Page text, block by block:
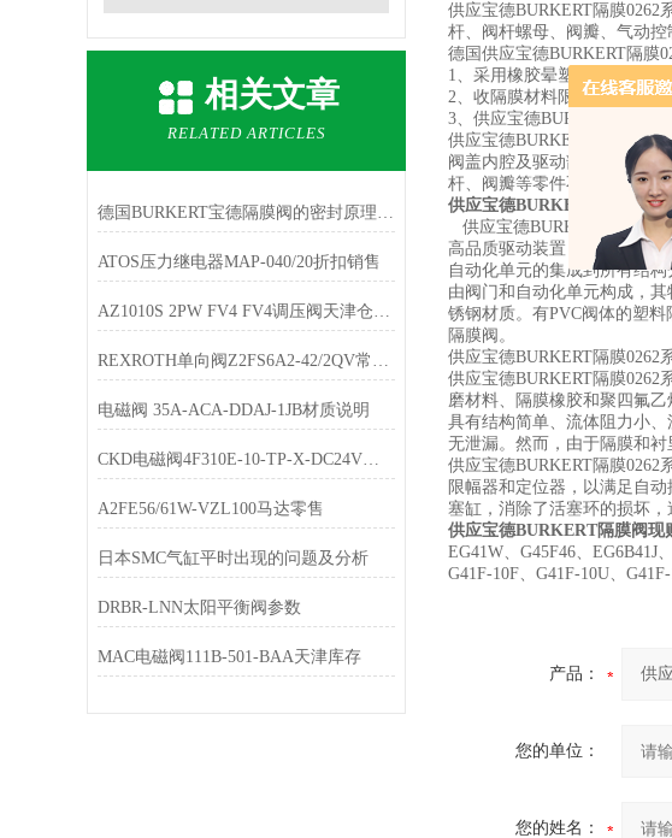
相关文章
RELATED ARTICLES
德国BURKERT宝德隔膜阀的密封原理，隔膜阀的基本组成
ATOS压力继电器MAP-040/20折扣销售
AZ1010S 2PW FV4 FV4调压阀天津仓库现货
REXROTH单向阀Z2FS6A2-42/2QV常规备货
电磁阀 35A-ACA-DDAJ-1JB材质说明
CKD电磁阀4F310E-10-TP-X-DC24V经销
A2FE56/61W-VZL100马达零售
日本SMC气缸平时出现的问题及分析
DRBR-LNN太阳平衡阀参数
MAC电磁阀111B-501-BAA天津库存
供应宝德BURKERT隔膜
杆、阀杆螺母、阀瓣、气动
德国供应宝德BURKERT隔膜
1、采用橡胶晕塑料等软质密
2、收隔膜材料限制，隔膜阀
3、供应宝德BURKERT隔膜
供应宝德BURKERT隔膜
阀盖内腔及驱动部件隔开，
杆、阀瓣等零件不受介质腐蚀
供应宝德BURKERT隔膜阀现
供应宝德BURKERT隔膜
高品质驱动装置，确保了在
自动化单元的集成到所有结
由阀门和自动化单元构成，
锈钢材质。有PVC阀体的塑
隔膜阀。
供应宝德BURKERT隔膜0262
供应宝德BURKERT隔膜
磨材料、隔膜橡胶和聚四氟
具有结构简单、流体阻力小
无泄漏。然而，由于隔膜和衬
供应宝德BURKERT隔膜0262
限幅器和定位器，以满足自
塞缸，消除了活塞环的损坏
供应宝德BURKERT隔膜阀现
EG41W、G45F46、EG6B41J
G41F-10F、G41F-10U、
产品：
您的单位：
您的姓名：